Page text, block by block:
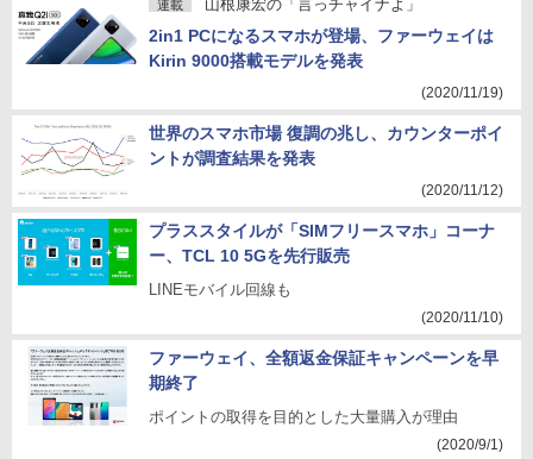
連載 山根康宏の「言っチャイナよ」
2in1 PCになるスマホが登場、ファーウェイは
Kirin 9000搭載モデルを発表
(2020/11/19)
世界のスマホ市場 復調の兆し、カウンターポイ
ントが調査結果を発表
(2020/11/12)
プラススタイルが「SIMフリースマホ」コーナ
ー、TCL 10 5Gを先行販売
LINEモバイル回線も
(2020/11/10)
ファーウェイ、全額返金保証キャンペーンを早
期終了
ポイントの取得を目的とした大量購入が理由
(2020/9/1)